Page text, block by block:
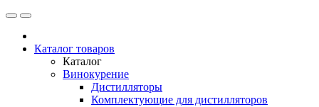
Каталог товаров
Каталог
Винокурение
Дистилляторы
Комплектующие для дистилляторов